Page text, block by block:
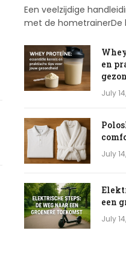
Een veelzijdige
met de hometrainerDe
en
July
July
een
July